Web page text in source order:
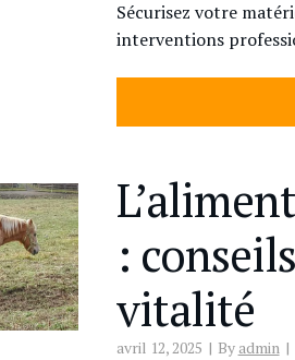
Sécurisez votre
interventions
:
vitalité
avril 12, 2025 By admin